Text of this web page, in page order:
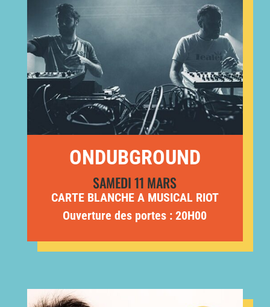
ONDUBGROUND
SAMEDI 11 MARS
CARTE BLANCHE A MUSICAL RIOT
Ouverture des portes : 20H00